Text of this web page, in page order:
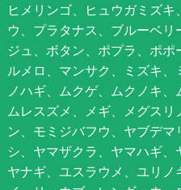
ヒメリンゴ、ヒュウガミズ
ウ、プラタナス、ブルーベ
ジュ、ボタン、ポプラ、ポ
ルメロ、マンサク、ミズキ
ノハギ、ムクゲ、ムクノキ、
ムレスズメ、メギ、メグス
ン、モミジバフウ、ヤブデ
シ、ヤマザクラ、ヤマハギ
ヤナギ、ユスラウメ、ユリ